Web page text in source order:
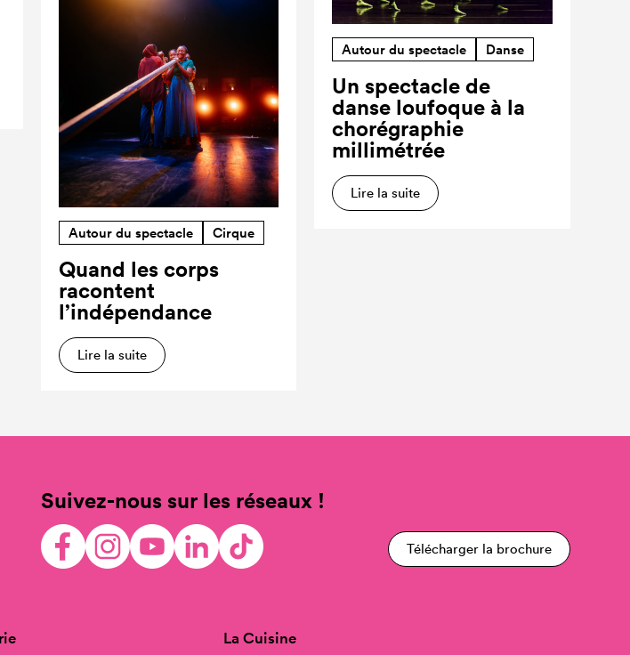
Autour du spectacle Cirque
Quand les corps
racontent
l’indépendance
Lire la suite
Autour du spectacle Danse
Un spectacle de
danse loufoque à la
chorégraphie
millimétrée
Lire la suite
Suivez-nous sur les réseaux !
Télécharger la brochure
La Cuisine